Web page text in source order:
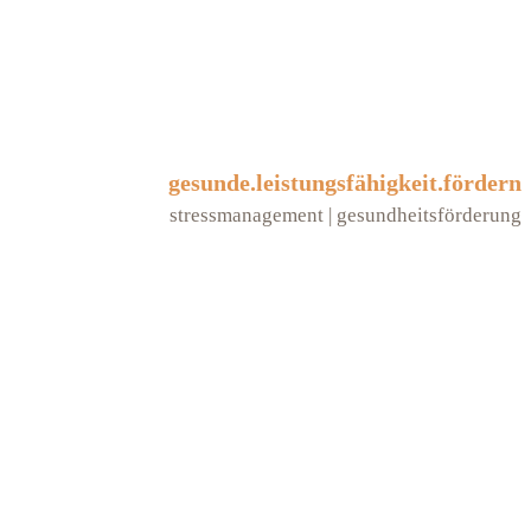
gesunde.leistungsfähigkeit.fördern
stressmanagement | gesundheitsförderung